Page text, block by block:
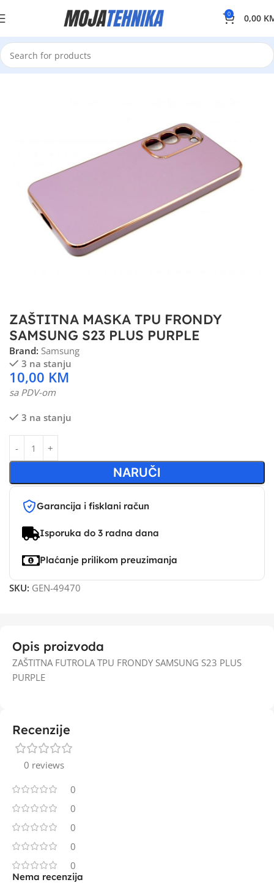
0 0,00
ZAŠTITNA MASKA TPU FRONDY
SAMSUNG S23 PLUS PURPLE
Brand: Samsung
3 na stanju
10,00 KM
sa PDV-om
3 na stanju
NARUČI
Garancija i fisklani račun
Isporuka do 3 radna dana
Plaćanje prilikom preuzimanja
SKU: GEN-49470
Opis proizvoda
ZAŠTITNA FUTROLA TPU FRONDY SAMSUNG S23 PLUS
PURPLE
Recenzije
0 reviews
0
0
0
0
0
Nema recenzija